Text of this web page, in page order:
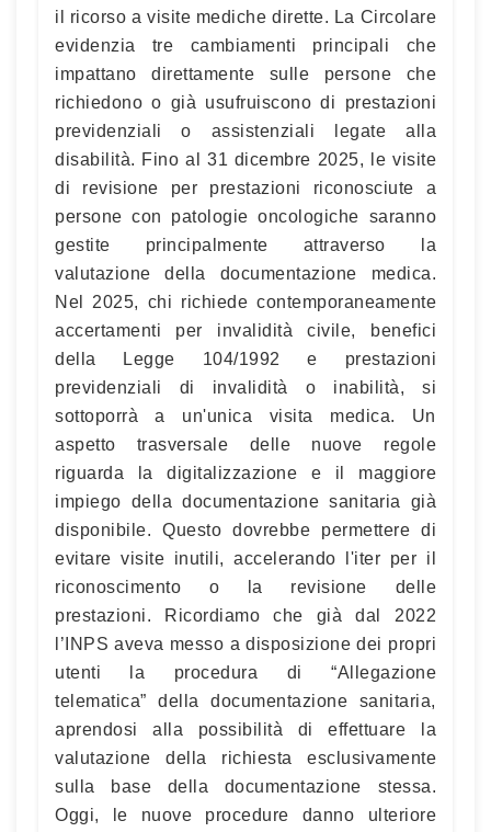
il ricorso a visite mediche dirette. La Circolare
evidenzia tre cambiamenti principali che
impattano direttamente sulle persone che
richiedono o già usufruiscono di prestazioni
previdenziali o assistenziali legate alla
disabilità. Fino al 31 dicembre 2025, le visite
di revisione per prestazioni riconosciute a
persone con patologie oncologiche saranno
gestite principalmente attraverso la
valutazione della documentazione medica.
Nel 2025, chi richiede contemporaneamente
accertamenti per invalidità civile, benefici
della Legge 104/1992 e prestazioni
previdenziali di invalidità o inabilità, si
sottoporrà a un'unica visita medica. Un
aspetto trasversale delle nuove regole
riguarda la digitalizzazione e il maggiore
impiego della documentazione sanitaria già
disponibile. Questo dovrebbe permettere di
evitare visite inutili, accelerando l'iter per il
riconoscimento o la revisione delle
prestazioni. Ricordiamo che già dal 2022
l’INPS aveva messo a disposizione dei propri
utenti la procedura di “Allegazione
telematica” della documentazione sanitaria,
aprendosi alla possibilità di effettuare la
valutazione della richiesta esclusivamente
sulla base della documentazione stessa.
Oggi, le nuove procedure danno ulteriore